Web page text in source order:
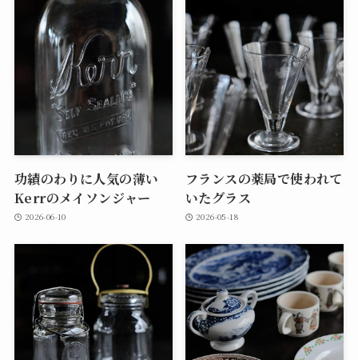
功績のわりに人気の薄い
Kerrのメイソンジャー
2026-06-10
フランスの薬局で使われて
いたグラス
2026-05-18